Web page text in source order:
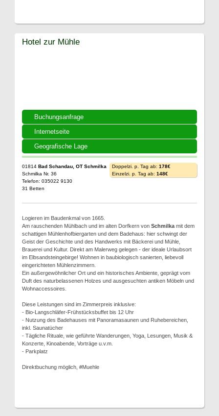
Buchungsanfrage
Internetseite
Geografische Lage
Hotel zur Mühle
01814 Bad Schandau, OT Schmilka
Schmilka Nr. 36
Telefon: 035022 9130
31 Betten
Doppelzi. p. Tag ab: 178€
Einzelzi. p. Tag ab: 148€
Logieren im Baudenkmal von 1665.
Am rauschenden Mühlbach und im alten Dorfkern von Schmilka mit dem
schattigen Mühlenhofbiergarten und dem Badehaus: hier schwingt der
Geist der Geschichte und des Handwerks mit Bäckerei und Mühle,
Brauerei und Kultur. Direkt am Malerweg gelegen - der ideale Urlaubsort
im Elbsandsteingebirge! Wohnen in baubiologisch sanierten, liebevoll
eingerichteten Mühlenzimmern.
Ein außergewöhnlicher Ort und ein historisches Ambiente, geprägt vom
Duft des naturbelassenen Holzes und ausgesuchten antiken Möbeln und
Wohnaccessoires.
Diese Leistungen sind im Zimmerpreis inklusive:
- Bio-Langschläfer-Frühstücksbuffet bis 12 Uhr
- Nutzung des Badehauses mit Panoramasaunen und Ruhebereichen,
inkl. Saunatücher
- Tägliche Rituale, wie geführte Wanderungen, Yoga, Lesungen, Musik &
Konzerte, Kinoabende, Vorträge u.v.m.
- Parkplatz
Direktbuchung möglich, #Muehle